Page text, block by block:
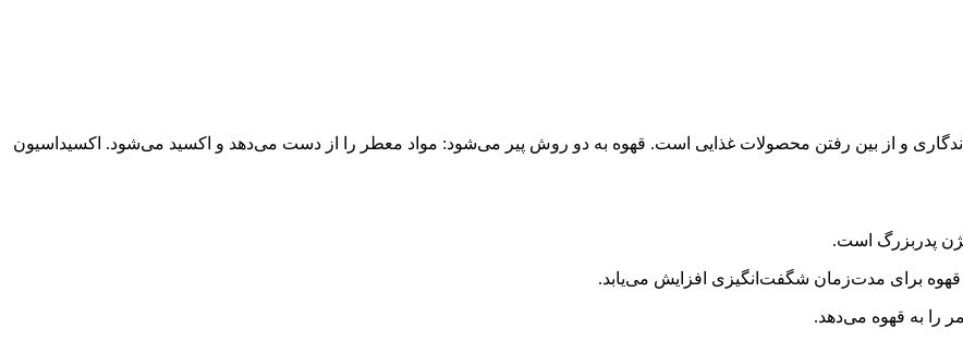
و از بین رفتن محصولات غذایی است. قهوه به دو روش پیر می‌شود: مواد معطر را از دست می‌دهد و اکسید می‌شود. اکسیداسیون
پدربزرگ است.
را به قهوه می‌دهد.